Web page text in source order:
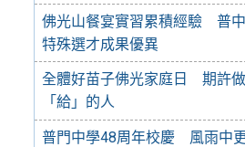
佛光山餐宴實習累積經驗 普
特殊選才成果優異
全體好苗子佛光家庭日 期許
「給」的人
普門中學48周年校慶 風雨中